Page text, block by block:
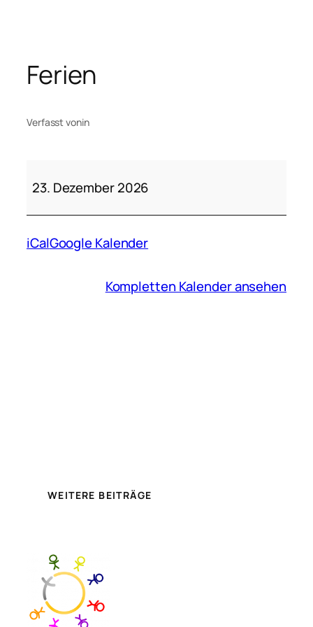
springen
Ferien
Verfasst vonin
23. Dezember 2026
iCalGoogle Kalender
Kompletten Kalender ansehen
WEITERE BEITRÄGE